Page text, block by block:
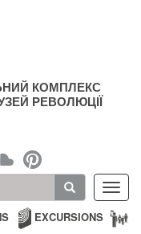
КОМПЛЕКС
РЕВОЛЮЦІЇ
EXCURSIONS